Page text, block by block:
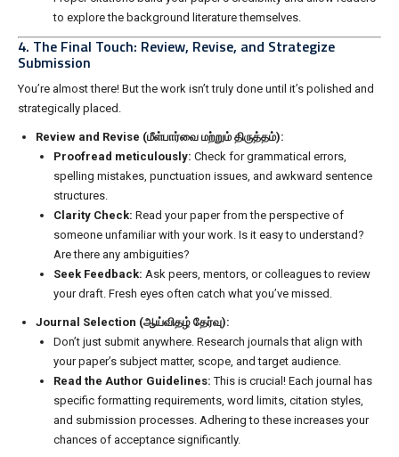
to explore the background literature themselves.
4. The Final Touch: Review, Revise, and Strategize
Submission
You’re almost there! But the work isn’t truly done until it’s polished and
strategically placed.
Review and Revise (மீள்பார்வை மற்றும் திருத்தம்):
Proofread meticulously: Check for grammatical errors,
spelling mistakes, punctuation issues, and awkward sentence
structures.
Clarity Check: Read your paper from the perspective of
someone unfamiliar with your work. Is it easy to understand?
Are there any ambiguities?
Seek Feedback: Ask peers, mentors, or colleagues to review
your draft. Fresh eyes often catch what you’ve missed.
Journal Selection (ஆய்விதழ் தேர்வு):
Don’t just submit anywhere. Research journals that align with
your paper’s subject matter, scope, and target audience.
Read the Author Guidelines: This is crucial! Each journal has
specific formatting requirements, word limits, citation styles,
and submission processes. Adhering to these increases your
chances of acceptance significantly.